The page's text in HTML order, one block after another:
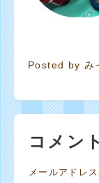
Posted byみ
コメン
メールアドレ